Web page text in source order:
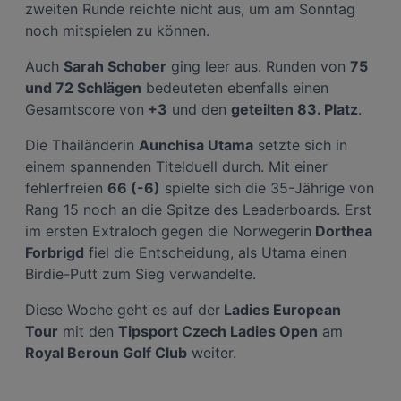
zweiten Runde reichte nicht aus, um am Sonntag
noch mitspielen zu können.
Auch Sarah Schober ging leer aus. Runden von 75
und 72 Schlägen bedeuteten ebenfalls einen
Gesamtscore von +3 und den geteilten 83. Platz.
Die Thailänderin Aunchisa Utama setzte sich in
einem spannenden Titelduell durch. Mit einer
fehlerfreien 66 (-6) spielte sich die 35-Jährige von
Rang 15 noch an die Spitze des Leaderboards. Erst
im ersten Extraloch gegen die Norwegerin Dorthea
Forbrigd fiel die Entscheidung, als Utama einen
Birdie-Putt zum Sieg verwandelte.
Diese Woche geht es auf der Ladies European
Tour mit den Tipsport Czech Ladies Open am
Royal Beroun Golf Club weiter.
und der Performance von Inhalten, Zielgruppenforschung sowie Entwicklung
Liste der Partner (Lieferanten)